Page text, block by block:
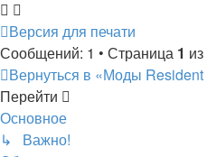
Версия для печати
Сообщений: 1 • Страница 1 из
Вернуться в «Моды Resident
Перейти
Основное
↳ Важно!